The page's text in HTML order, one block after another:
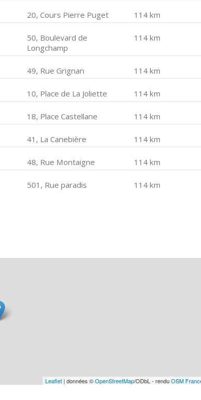
20, Cours Pierre Puget 114 km
50, Boulevard de
Longchamp
114 km
49, Rue Grignan 114 km
10, Place de La Joliette 114 km
18, Place Castellane 114 km
41, La Canebière 114 km
48, Rue Montaigne 114 km
501, Rue paradis 114 km
Leaflet| données ©OpenStreetMap/ODbL - renduOSM